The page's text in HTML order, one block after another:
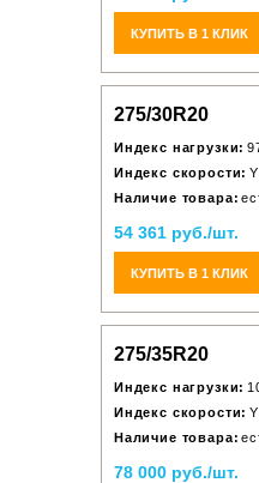
КУПИТЬ В 1 КЛИК
275/30R20
Индекс нагрузки:
Индекс скорости:
Наличие товара:
54 361 руб./шт.
КУПИТЬ В 1 КЛИК
275/35R20
Индекс нагрузки:
Индекс скорости:
Наличие товара:
78 000 руб./шт.